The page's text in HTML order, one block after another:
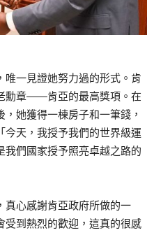
唯一見證她努力過的形式。肯
勳章——肯亞的最高獎項。在
她獲得一棟房子和一筆錢，
今天，我授予我們的世界級運
我們國家授予照亮卓越之路的
真心感謝肯亞政府所做的一
受到熱烈的歡迎，這真的很感